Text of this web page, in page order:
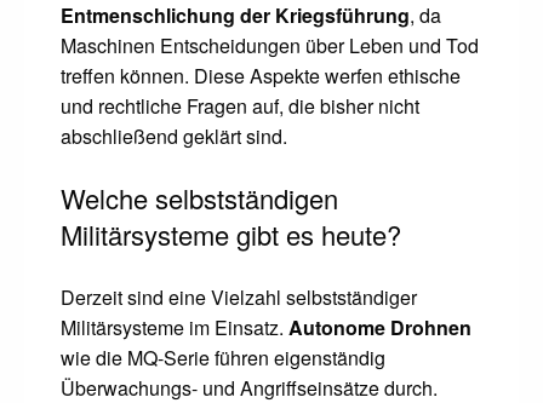
Entmenschlichung der Kriegsführung, da
Maschinen Entscheidungen über Leben und Tod
treffen können. Diese Aspekte werfen ethische
und rechtliche Fragen auf, die bisher nicht
abschließend geklärt sind.
Welche selbstständigen
Militärsysteme gibt es heute?
Derzeit sind eine Vielzahl selbstständiger
Militärsysteme im Einsatz. Autonome Drohnen
wie die MQ-Serie führen eigenständig
Überwachungs- und Angriffseinsätze durch.